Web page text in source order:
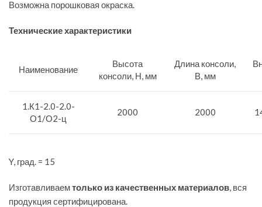
Возможна порошковая окраска.
Технические характеристики
Наименование
Высота
консоли, Н, мм
Длина консоли,
В, мм
1.К1-2.0-2.0-
О1/О2-ц
2000 2000
Y, град. = 15
Изготавливаемтолько из качественных материалов, вся
продукция сертифицирована.